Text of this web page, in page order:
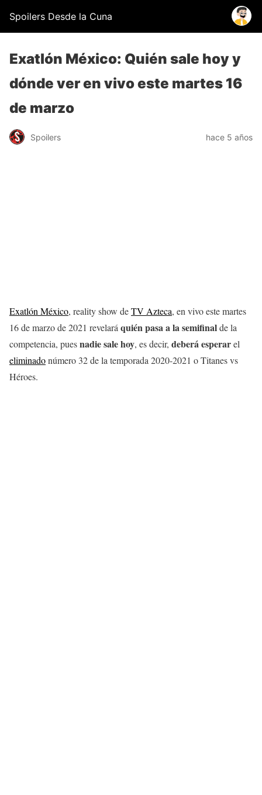
Spoilers Desde la Cuna
Exatlón México: Quién sale hoy y
dónde ver en vivo este martes 16
de marzo
Spoilers hace 5 años
Exatlón México, reality show deTV Azteca, en vivo este martes
16 de marzo de 2021 revelará quién pasa a la semifinalde la
competencia, puesnadie sale hoy, es decir, deberá esperarel
eliminadonúmero 32 de la temporada 2020-2021 o Titanes vs
Héroes.